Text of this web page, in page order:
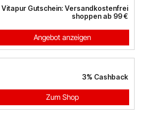
Vitapur Gutschein: Versandkostenfrei
shoppen ab 99 €
Angebot anzeigen
3% Cashback
Zum Shop